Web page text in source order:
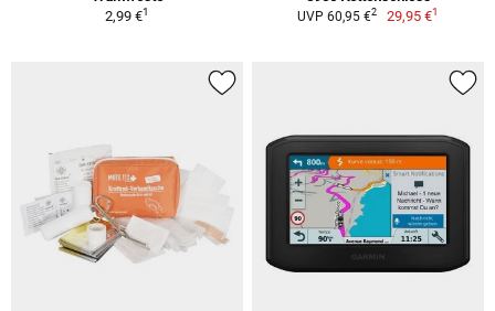
2,99 €1 UVP 60,95 €2 29,95 €1